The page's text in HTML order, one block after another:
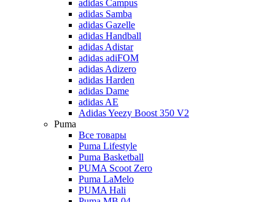
adidas Campus
adidas Samba
adidas Gazelle
adidas Handball
adidas Adistar
adidas adiFOM
adidas Adizero
adidas Harden
adidas Dame
adidas AE
Adidas Yeezy Boost 350 V2
Puma
Все товары
Puma Lifestyle
Puma Basketball
PUMA Scoot Zero
Puma LaMelo
PUMA Hali